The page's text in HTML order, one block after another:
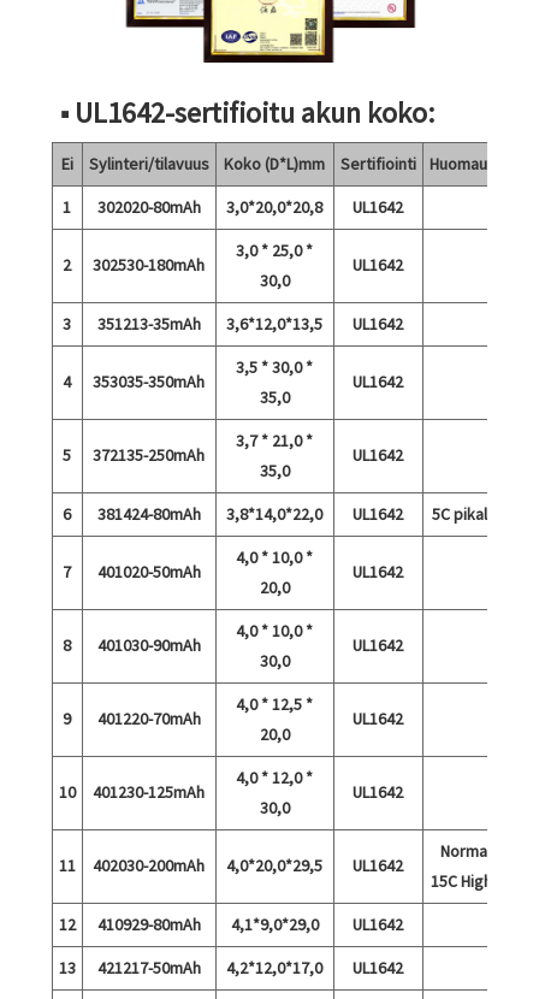
■ UL1642-sertifioitu akun koko:
Ei Sylinteri/tilavuus Koko (D*L)mm Sertifiointi
Huomautuksia
1
302020-80mAh 3,0*20,0*20,8 UL1642
2 302530-180mAh
3,0 * 25,0 *
30,0
UL1642
3 351213-35mAh 3,6*12,0*13,5 UL1642
4 353035-350mAh
3,5 * 30,0 *
35,0
UL1642
5 372135-250mAh
3,7 * 21,0 *
35,0
UL1642
6 381424-80mAh 3,8*14,0*22,0 UL1642 5C pikalataus
7 401020-50mAh
4,0 * 10,0 *
20,0
UL1642
8 401030-90mAh
4,0 * 10,0 *
30,0
UL1642
9 401220-70mAh
4,0 * 12,5 *
20,0
UL1642
10 401230-125mAh
4,0 * 12,0 *
30,0
UL1642
11 402030-200mAh 4,0*20,0*29,5 UL1642
Normaali ja
15C High Rate
12
410929-80mAh 4,1*9,0*29,0
UL1642
13
421217-50mAh 4,2*12,0*17,0
UL1642